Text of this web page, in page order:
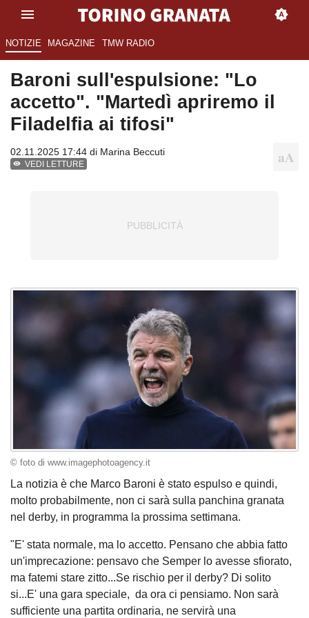
NOTIZIE MAGAZINE TMW RADIO
Baroni sull'espulsione: "Lo
accetto". "Martedì apriremo il
Filadelfia ai tifosi"
02.11.2025 17:44 di Marina Beccuti
VEDI LETTURE
© foto di www.imagephotoagency.it
La notizia è che Marco Baroni è stato espulso e quindi,
molto probabilmente, non ci sarà sulla panchina granata
nel derby, in programma la prossima settimana.
"E' stata normale, ma lo accetto. Pensano che abbia fatto
un'imprecazione: pensavo che Semper lo avesse sfiorato,
ma fatemi stare zitto...Se rischio per il derby? Di solito
si...E' una gara speciale, da ora ci pensiamo. Non sarà
sufficiente una partita ordinaria, ne servirà una